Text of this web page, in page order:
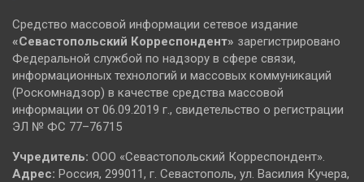
Средство массовой информации сетевое издание
«Севастопольский Корреспондент» зарегистрировано
Федеральной службой по надзору в сфере связи,
информационных технологий и массовых коммуникаций
(Роскомнадзор) в качестве средства массовой
информации от 06.09.2019 г., свидетельство о регистрации
ЭЛ № ФС 77–76715
Учредитель: ООО «Севастопольский Корреспондент».
Адрес: Россия, 299011, г. Севастополь, ул. Василия Кучера,